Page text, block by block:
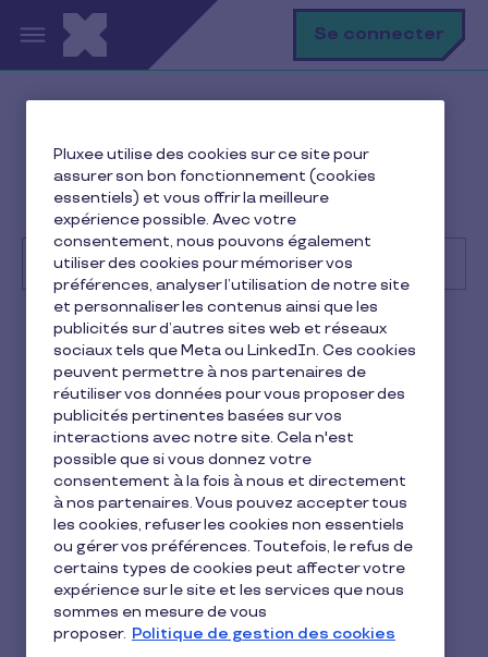
Aller au contenu principal Se connecter
Premiers pas
Dois-je proposer le Pluxee CESU à l'ensemble de mes
collaborateurs ?
Recherche
Client Pluxee CESU
Dois-je proposer le Pluxee
CESU à l'ensemble de mes
collaborateurs ?
1 min de lecture 11 février 2026
lecture
Le financeur de Pluxee CESU peut en restreindre
l'attribution à certaines personnes. Les critères
catégoriels doivent impérativement être non
discriminatoires, objectifs et vérifiables.
Pluxee utilise des cookies sur ce site pour
assurer son bon fonctionnement (cookies
essentiels) et vous offrir la meilleure
expérience possible. Avec votre
consentement, nous pouvons également
utiliser des cookies pour mémoriser vos
préférences, analyser l’utilisation de notre site
et personnaliser les contenus ainsi que les
publicités sur d’autres sites web et réseaux
sociaux tels que Meta ou LinkedIn. Ces cookies
peuvent permettre à nos partenaires de
réutiliser vos données pour vous proposer des
publicités pertinentes basées sur vos
interactions avec notre site. Cela n'est
possible que si vous donnez votre
consentement à la fois à nous et directement
à nos partenaires. Vous pouvez accepter tous
les cookies, refuser les cookies non essentiels
ou gérer vos préférences. Toutefois, le refus de
certains types de cookies peut affecter votre
expérience sur le site et les services que nous
sommes en mesure de vous
proposer. Politique de gestion des cookies